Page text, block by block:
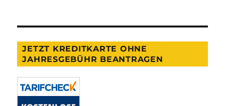
JETZT KREDITKARTE OHNE
JAHRESGEBÜHR BEANTRAGEN